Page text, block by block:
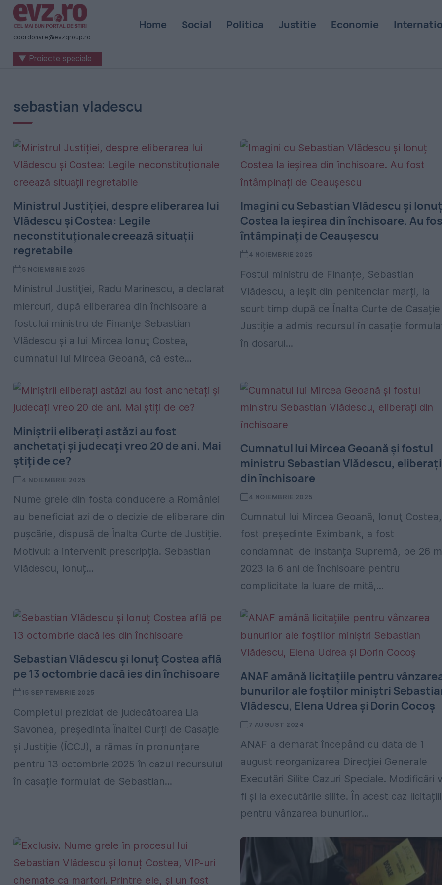
Știri
naționale
internaționale
România
-
Zilei
coordonare@evzgroup.ro
Home Social Politica Justitie Economie
▼ Proiecte speciale
sebastian vladescu
Ministrul Justiției, despre eliberarea lui
Vlădescu și Costea: Legile
neconstituționale creează situații
regretabile
5 NOIEMBRIE 2025
Ministrul Justiţiei, Radu Marinescu, a declarat
miercuri, după eliberarea din închisoare a
fostului ministru de Finanţe Sebastian
Vlădescu şi a lui Mircea Ionuţ Costea,
cumnatul lui Mircea Geoană, că este...
Imagini cu Sebastian Vlădescu și
Costea la ieșirea din închisoare. Au
întâmpinați de Ceaușescu
4 NOIEMBRIE 2025
Fostul ministru de Finanțe, Sebastian
Vlădescu, a ieșit din penitenciar marți, la
scurt timp după ce Înalta Curte de Casație
Justiție a admis recursul în casație
în dosarul...
Miniștrii eliberați astăzi au fost
anchetați și judecați vreo 20 de ani. Mai
știți de ce?
4 NOIEMBRIE 2025
Nume grele din fosta conducere a României
au beneficiat azi de o decizie de eliberare din
pușcărie, dispusă de Înalta Curte de Justiție.
Motivul: a intervenit prescripția. Sebastian
Vlădescu, Ionuț...
Cumnatul lui Mircea Geoană și fostul
ministru Sebastian Vlădescu, eliberați
din închisoare
4 NOIEMBRIE 2025
Cumnatul lui Mircea Geoană, Ionuţ Costea,
fost preşedinte Eximbank, a fost
condamnat de Instanța Supremă, pe 26
2023 la 6 ani de închisoare pentru
complicitate la luare de mită,...
Sebastian Vlădescu și Ionuț Costea află
pe 13 octombrie dacă ies din închisoare
15 SEPTEMBRIE 2025
Completul prezidat de judecătoarea Lia
Savonea, președinta Înaltei Curți de Casație
și Justiție (ÎCCJ), a rămas în pronunțare
pentru 13 octombrie 2025 în cazul recursului
în casație formulat de Sebastian...
ANAF amână licitațiile pentru
bunurilor ale foștilor miniștri
Vlădescu, Elena Udrea și Dorin Cocoș
7 AUGUST 2024
ANAF a demarat începând cu data de 1
august reorganizarea Direcției Generale
Executări Silite Cazuri Speciale. Modificări
fi și la executările silite. În acest caz
pentru vânzarea bunurilor...